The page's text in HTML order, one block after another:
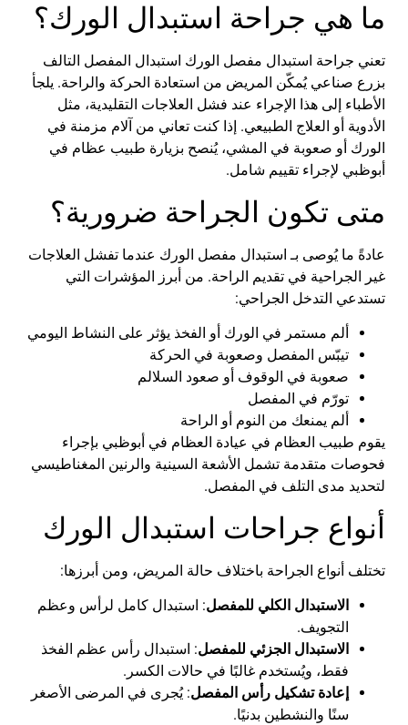
ما هي جراحة استبدال الورك؟
تعني جراحة استبدال مفصل الورك استبدال المفصل التالف
بزرع صناعي يُمكّن المريض من استعادة الحركة والراحة. يلجأ
الأطباء إلى هذا الإجراء عند فشل العلاجات التقليدية، مثل
الأدوية أو العلاج الطبيعي. إذا كنت تعاني من آلام مزمنة في
الورك أو صعوبة في المشي،يُنصح بزيارة طبيب عظام في
أبوظبي لإجراء تقييم شامل.
متى تكون الجراحة ضرورية؟
عادةً ما يُوصى بـ استبدال مفصل الورك عندما تفشل العلاجات
غير الجراحية في تقديم الراحة. من أبرز المؤشرات التي
تستدعي التدخل الجراحي:
ألم مستمر في الورك أو الفخذ يؤثر على النشاط اليومي
تيبّس المفصل وصعوبة في الحركة
صعوبة في الوقوف أو صعود السلالم
تورّم في المفصل
ألم يمنعك من النوم أو الراحة
يقوم طبيب العظام في عيادة العظام في أبوظبي بإجراء
فحوصات متقدمة تشمل الأشعة السينية و الرنين المغناطيسي
لتحديد مدى التلف في المفصل.
أنواع جراحات استبدال الورك
تختلف أنواع الجراحة باختلاف حالة المريض، ومن أبرزها:
الاستبدال الكلي للمفصل: استبدال كامل لرأس وعظم
التجويف.
الاستبدال الجزئي للمفصل: استبدال رأس عظم الفخذ
فقط، ويُستخدم غالبًا في حالات الكسر .
إعادة تشكيل رأس المفصل:يُجرى في المرضى الأصغر
سنًا والنشطين بدنيًا.